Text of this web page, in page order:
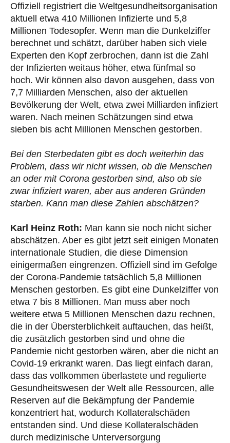
Offiziell registriert die Weltgesundheitsorganisation
aktuell etwa 410 Millionen Infizierte und 5,8
Millionen Todesopfer. Wenn man die Dunkelziffer
berechnet und schätzt, darüber haben sich viele
Experten den Kopf zerbrochen, dann ist die Zahl
der Infizierten weitaus höher, etwa fünfmal so
hoch. Wir können also davon ausgehen, dass von
7,7 Milliarden Menschen, also der aktuellen
Bevölkerung der Welt, etwa zwei Milliarden infiziert
waren. Nach meinen Schätzungen sind etwa
sieben bis acht Millionen Menschen gestorben.
Bei den Sterbedaten gibt es doch weiterhin das
Problem, dass wir nicht wissen, ob die Menschen
an oder mit Corona gestorben sind, also ob sie
zwar infiziert waren, aber aus anderen Gründen
starben. Kann man diese Zahlen abschätzen?
Karl Heinz Roth: Man kann sie noch nicht sicher
abschätzen. Aber es gibt jetzt seit einigen Monaten
internationale Studien, die diese Dimension
einigermaßen eingrenzen. Offiziell sind im Gefolge
der Corona-Pandemie tatsächlich 5,8 Millionen
Menschen gestorben. Es gibt eine Dunkelziffer von
etwa 7 bis 8 Millionen. Man muss aber noch
weitere etwa 5 Millionen Menschen dazu rechnen,
die in der Übersterblichkeit auftauchen, das heißt,
die zusätzlich gestorben sind und ohne die
Pandemie nicht gestorben wären, aber die nicht an
Covid-19 erkrankt waren. Das liegt einfach daran,
dass das vollkommen überlastete und regulierte
Gesundheitswesen der Welt alle Ressourcen, alle
Reserven auf die Bekämpfung der Pandemie
konzentriert hat, wodurch Kollateralschäden
entstanden sind. Und diese Kollateralschäden
durch medizinische Unterversorgung